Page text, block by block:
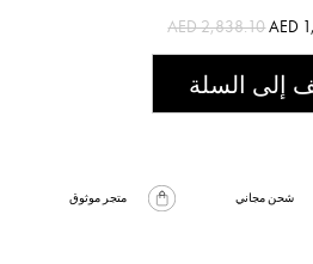
AED 2,838.10AED
إلى السلة